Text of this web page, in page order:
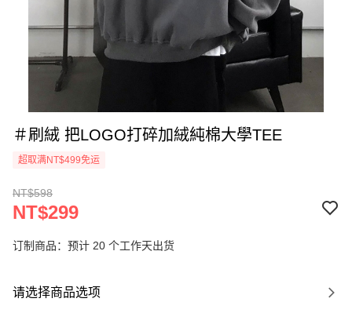
＃刷絨 把LOGO打碎加絨純棉大學TEE
超取满NT$499免运
NT$598
NT$299
订制商品：预计 20 个工作天出货
请选择商品选项